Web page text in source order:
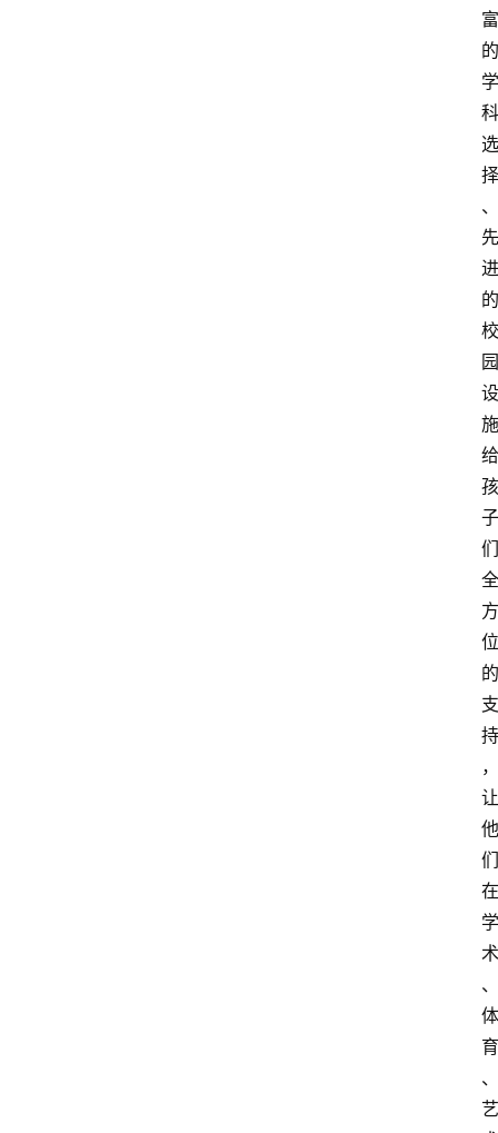
富
的
学
科
选
择
、
先
进
的
校
园
设
施
给
孩
子
们
全
方
位
的
支
持
，
让
他
们
在
学
术
、
体
育
、
艺